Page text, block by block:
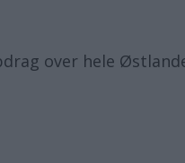
over hele